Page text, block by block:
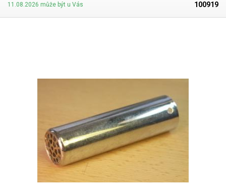
11.08.2026 může být u Vás
100919